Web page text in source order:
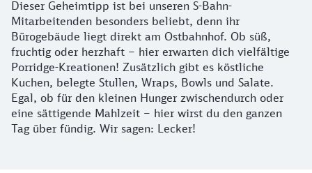
Dieser Geheimtipp ist bei unseren S-Bahn-
Mitarbeitenden besonders beliebt, denn ihr
Bürogebäude liegt direkt am Ostbahnhof. Ob süß,
fruchtig oder herzhaft – hier erwarten dich vielfältige
Porridge-Kreationen! Zusätzlich gibt es köstliche
Kuchen, belegte Stullen, Wraps, Bowls und Salate.
Egal, ob für den kleinen Hunger zwischendurch oder
eine sättigende Mahlzeit – hier wirst du den ganzen
Tag über fündig. Wir sagen: Lecker!